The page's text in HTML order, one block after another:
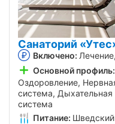
Санаторий
Включено:
Основной профиль:
Оздоровление,
система,
система
Питание: Шведский